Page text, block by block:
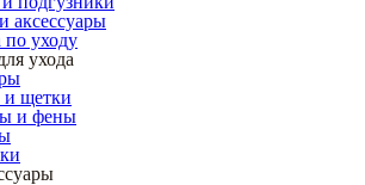
аксессуары
по уходу
ухода
и щетки
и фены